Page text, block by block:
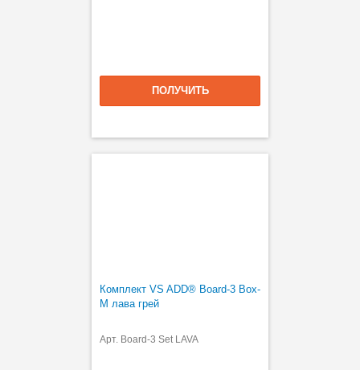
ПОЛУЧИТЬ
Комплект VS ADD® Board-3 Box-
M лава грей
Арт. Board-3 Set LAVA